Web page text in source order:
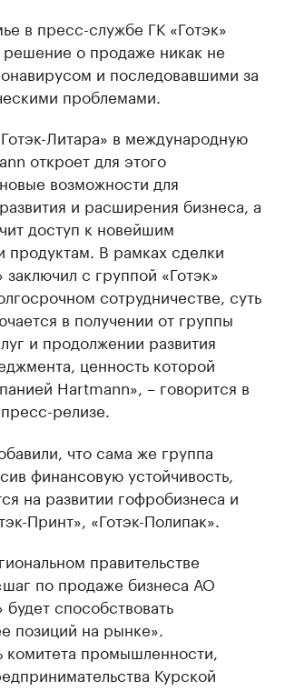
в пресс-службе ГК «Готэк»
решение о продаже никак не
и последовавшими за
проблемами.
Литара» в международную
откроет для этого
возможности для
и расширения бизнеса, а
доступ к новейшим
продуктам. В рамках сделки
заключил с группой «Готэк»
сотрудничестве, суть
в получении от группы
и продолжении развития
ценность которой
Hartmann», – говорится в
релизе.
что сама же группа
финансовую устойчивость,
на развитии гофробизнеса и
Принт», «Готэк-Полипак».
правительстве
по продаже бизнеса АО
будет способствовать
позиций на рынке».
комитета промышленности,
Курской